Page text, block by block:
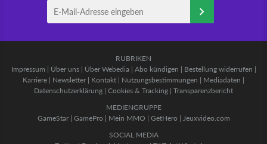
RUBRIKEN
Impressum | Über uns| Über Webedia | Abo kündigen | Bestellung widerrufen |
Karriere | Newsletter | Kontakt | Nutzungsbestimmungen | Mediadaten |
Datenschutzerklärung | Cookies & Tracking | Transparenzbericht
MEDIENGRUPPE
GameStar| GamePro | Mein MMO | GetHero | Jeuxvideo.com
SOCIAL MEDIA